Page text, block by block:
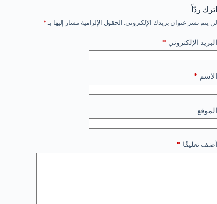
اترك ردّاً
لن يتم نشر عنوان بريدك الإلكتروني. الحقول الإلزامية مشار إليها بـ *
البريد الإلكتروني *
الاسم *
الموقع
أضف تعليقًا *